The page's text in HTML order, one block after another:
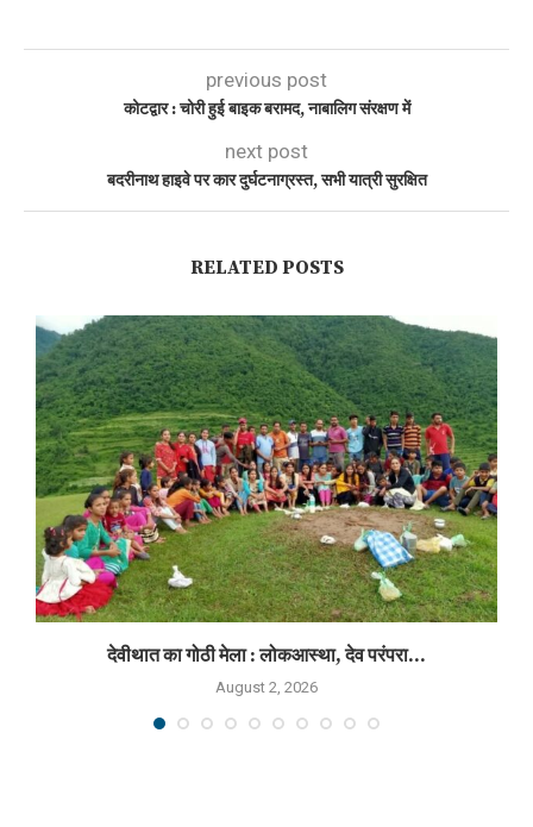
previous post
कोटद्वार : चोरी हुई बाइक बरामद, नाबालिग संरक्षण में
next post
बदरीनाथ हाइवे पर कार दुर्घटनाग्रस्त, सभी यात्री सुरक्षित
RELATED POSTS
देवीथात का गोठी मेला : लोकआस्था, देव परंपरा...
August 2, 2026